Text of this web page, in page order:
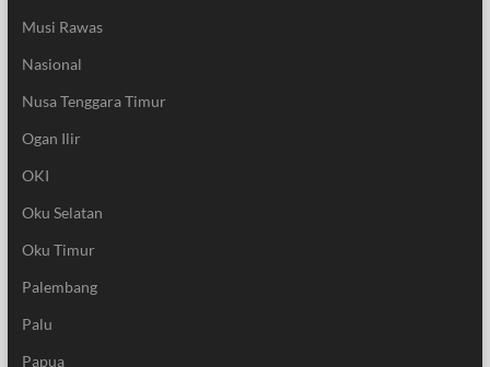
Musi Rawas
Nasional
Nusa Tenggara Timur
Ogan Ilir
OKI
Oku Selatan
Oku Timur
Palembang
Palu
Papua